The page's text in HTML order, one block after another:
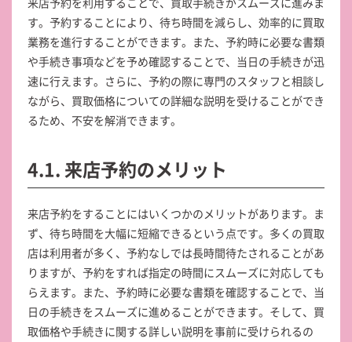
す。予約することにより、待ち時間を減らし、効率的に買取
業務を進行することができます。また、予約時に必要な書類
や手続き事項などを予め確認することで、当日の手続きが迅
速に行えます。さらに、予約の際に専門のスタッフと相談し
ながら、買取価格についての詳細な説明を受けることができ
るため、不安を解消できます。
4.1. 来店予約のメリット
来店予約をすることにはいくつかのメリットがあります。ま
ず、待ち時間を大幅に短縮できるという点です。多くの買取
店は利用者が多く、予約なしでは長時間待たされることがあ
りますが、予約をすれば指定の時間にスムーズに対応しても
らえます。また、予約時に必要な書類を確認することで、当
日の手続きをスムーズに進めることができます。そして、買
取価格や手続きに関する詳しい説明を事前に受けられるの